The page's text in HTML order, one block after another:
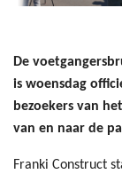
De
is woensdag
bezoekers van
van en naar de
Franki Construct